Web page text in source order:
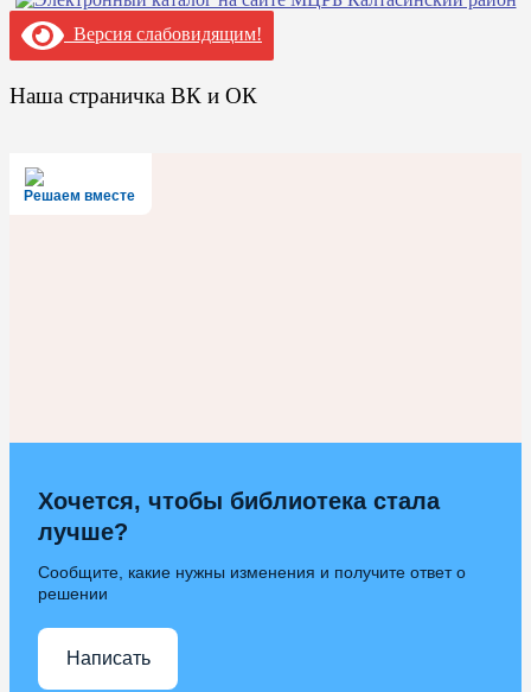
Версия слабовидящим!
Наша страничка ВК и ОК
Решаем вместе
Хочется, чтобы библиотека стала
лучше?
Сообщите, какие нужны изменения и получите ответ о
решении
Написать